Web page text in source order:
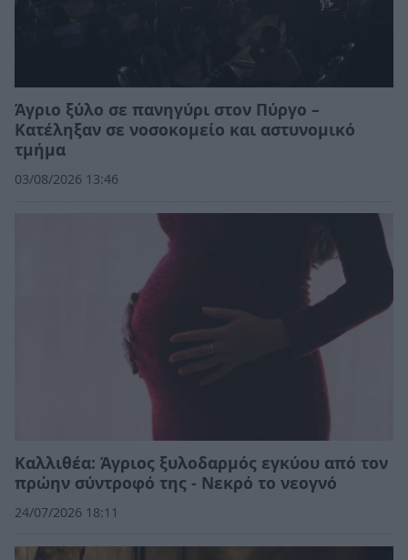
Άγριο ξύλο σε πανηγύρι στον Πύργο –
Κατέληξαν σε νοσοκομείο και αστυνομικό
τμήμα
03/08/2026 13:46
Καλλιθέα: Άγριος ξυλοδαρμός εγκύου από τον
πρώην σύντροφό της - Νεκρό το νεογνό
24/07/2026 18:11